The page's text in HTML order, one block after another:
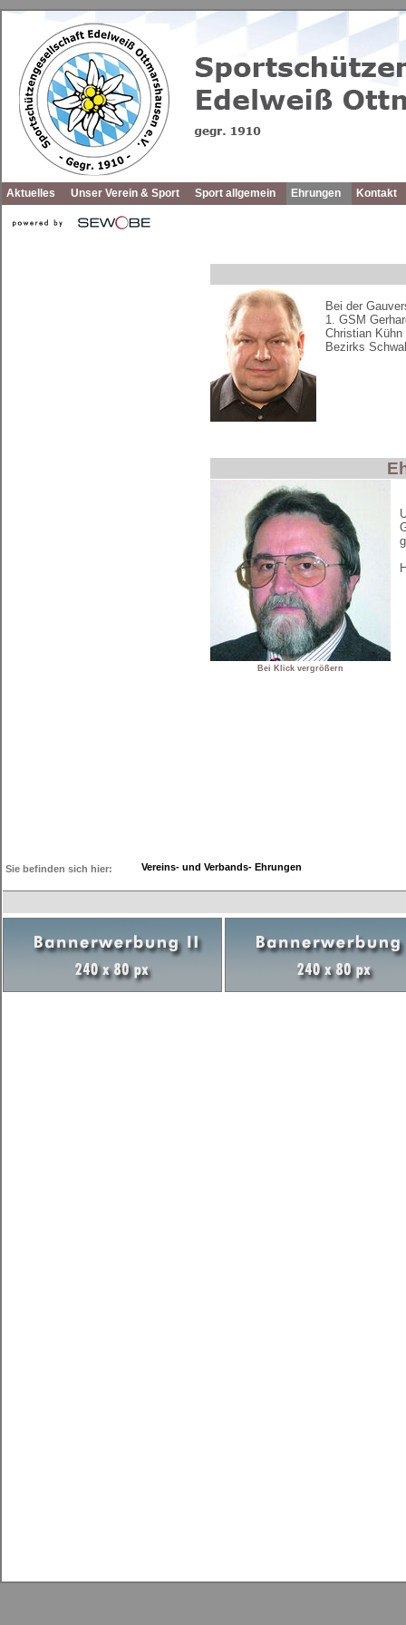
Aktuelles Unser Verein & Sport Sport allgemein Ehrungen Kontakt
Bei der
1. GSM
Christian
Bezirks
Bei Klick vergrößern
Sie befinden sich hier: Vereins- und Verbands- Ehrungen